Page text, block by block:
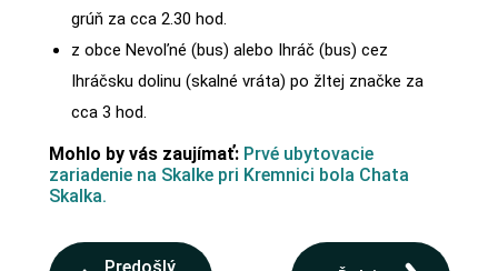
grúň za cca 2.30 hod.
z obce Nevoľné (bus) alebo Ihráč (bus) cez
Ihráčsku dolinu (skalné vráta) po žltej značke za
cca 3 hod.
Mohlo by vás zaujímať: Prvé ubytovacie
zariadenie na Skalke pri Kremnici bola Chata
Skalka.
Predošlý